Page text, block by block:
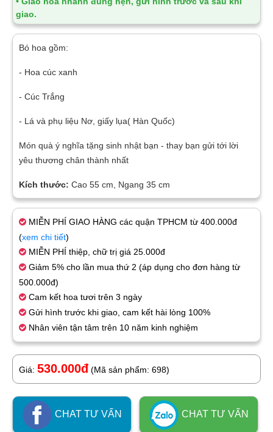
giao.
Bó hoa gồm:
- Hoa cúc xanh
- Cúc Trắng
- Lá và phụ liệu Nơ, giấy lụa( Hàn Quốc)
Món quà ý nghĩa tặng sinh nhật bạn - thay bạn gửi tới lời
yêu thương chân thành nhất
Kích thước: Cao 55 cm, Ngang 35 cm
MIỄN PHÍ GIAO HÀNG các quận TPHCM từ 400.000đ
(xem chi tiết)
MIỄN PHÍ thiệp, chữ trị giá 25.000đ
Giảm 5% cho lần mua thứ 2 (áp dụng cho đơn hàng từ
500.000đ)
Cam kết hoa tươi trên 3 ngày
Gửi hình trước khi giao, cam kết hài lòng 100%
Nhân viên tận tâm trên 10 năm kinh nghiệm
Giá: 530.000đ (Mã sản phẩm: 698)
CHAT TƯ VẤN CHAT TƯ VẤN